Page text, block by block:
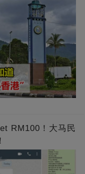
RM100！大马民